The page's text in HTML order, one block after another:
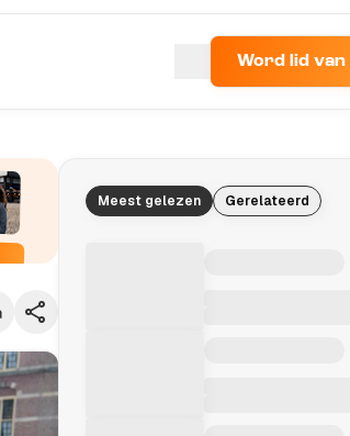
Word lid van
Meest gelezen Gerelateerd